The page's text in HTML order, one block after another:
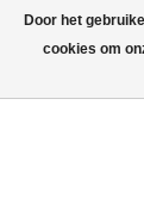
Door het
cookies om